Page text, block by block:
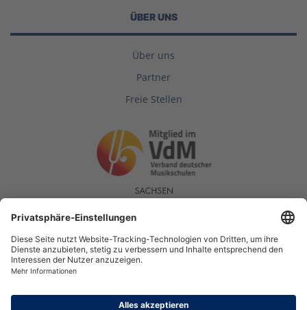
ÜBER UNS
Über uns
Partner
Freie Stellen
Gefördert durch das Sächsische Staatsministerium für Wissenschaft, Kultur und
Tourismus. Diese Website wird mitfinanziert durch Steuermittel auf der